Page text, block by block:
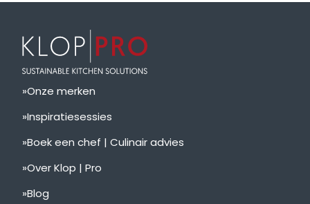
Onze merken
Inspiratiesessies
Boek een chef | Culinair advies
Over Klop | Pro
Blog